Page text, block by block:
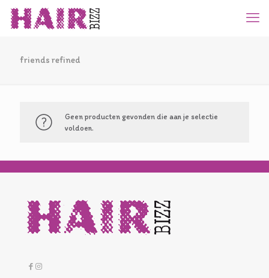
friends refined
Geen producten gevonden die aan je selectie
voldoen.